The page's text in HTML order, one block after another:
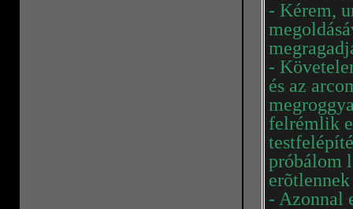
- Kérem,
-
és az
felrémlik
próbálom
- Azonnal